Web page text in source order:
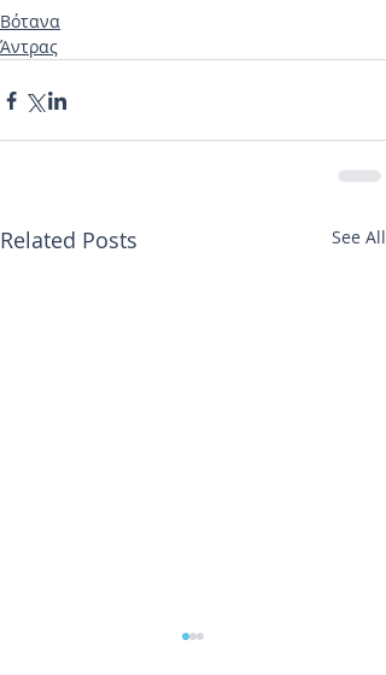
Βότανα
Άντρας
Related Posts See All